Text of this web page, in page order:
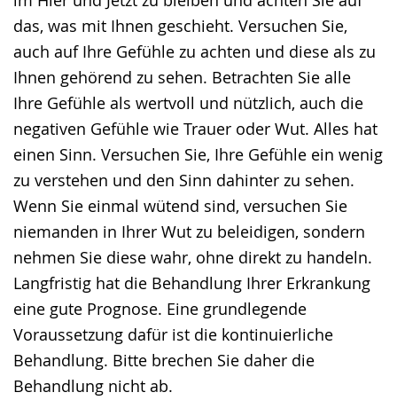
das, was mit Ihnen geschieht. Versuchen Sie,
auch auf Ihre Gefühle zu achten und diese als zu
Ihnen gehörend zu sehen. Betrachten Sie alle
Ihre Gefühle als wertvoll und nützlich, auch die
negativen Gefühle wie Trauer oder Wut. Alles hat
einen Sinn. Versuchen Sie, Ihre Gefühle ein wenig
zu verstehen und den Sinn dahinter zu sehen.
Wenn Sie einmal wütend sind, versuchen Sie
niemanden in Ihrer Wut zu beleidigen, sondern
nehmen Sie diese wahr, ohne direkt zu handeln.
Langfristig hat die Behandlung Ihrer Erkrankung
eine gute Prognose. Eine grundlegende
Voraussetzung dafür ist die kontinuierliche
Behandlung. Bitte brechen Sie daher die
Behandlung nicht ab.